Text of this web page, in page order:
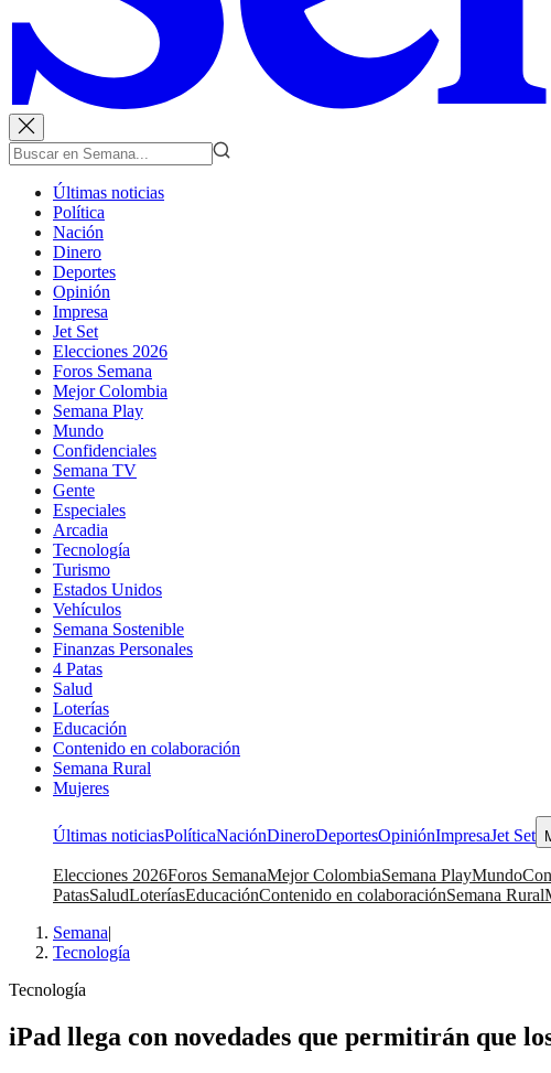
Últimas noticias
Política
Nación
Dinero
Deportes
Opinión
Impresa
Jet Set
Elecciones 2026
Foros Semana
Mejor Colombia
Semana Play
Mundo
Confidenciales
Semana TV
Gente
Especiales
Arcadia
Tecnología
Turismo
Estados Unidos
Vehículos
Semana Sostenible
Finanzas Personales
4 Patas
Salud
Loterías
Educación
Contenido en colaboración
Semana Rural
Mujeres
Últimas noticiasPolíticaNaciónDineroDeportesOpiniónImpresaJet Set
Elecciones 2026Foros SemanaMejor ColombiaSemana PlayMundo
PatasSaludLoteríasEducaciónContenido en colaboraciónSemana Rural
Semana|
Tecnología
Tecnología
iPad llega con novedades que permitirán que